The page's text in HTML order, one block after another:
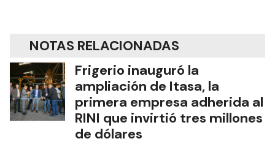
NOTAS RELACIONADAS
Frigerio inauguró la
ampliación de Itasa, la
primera empresa adherida al
RINI que invirtió tres millones
de dólares